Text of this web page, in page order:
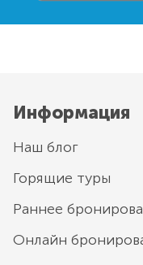
Информация
Наш блог
Горящие туры
Раннее
Онлайн